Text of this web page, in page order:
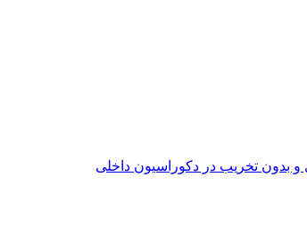
و بدون تخریب در دکوراسیون داخلی